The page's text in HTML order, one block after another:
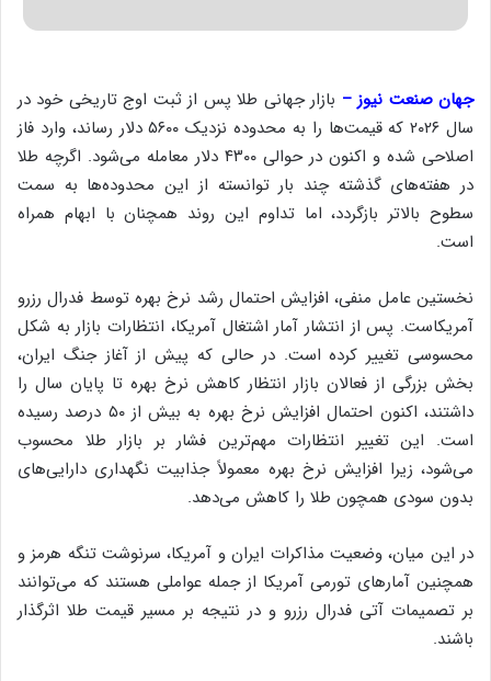
جهان صنعت نیوز – بازار جهانی طلا پس از ثبت اوج تاریخی خود در
سال ۲۰۲۶ که قیمت‌ها را به محدوده نزدیک ۵۶۰۰ دلار رساند، وارد فاز
اصلاحی شده و اکنون در حوالی ۴۳۰۰ دلار معامله می‌شود. اگرچه طلا
در هفته‌های گذشته چند بار توانسته از این محدوده‌ها به سمت
سطوح بالاتر بازگردد، اما تداوم این روند همچنان با ابهام همراه
است.
نخستین عامل منفی، افزایش احتمال رشد نرخ بهره توسط فدرال رزرو
آمریکاست. پس از انتشار آمار اشتغال آمریکا، انتظارات بازار به شکل
محسوسی تغییر کرده است. در حالی که پیش از آغاز جنگ ایران،
بخش بزرگی از فعالان بازار انتظار کاهش نرخ بهره تا پایان سال را
داشتند، اکنون احتمال افزایش نرخ بهره به بیش از ۵۰ درصد رسیده
است. این تغییر انتظارات مهم‌ترین فشار بر بازار طلا محسوب
می‌شود، زیرا افزایش نرخ بهره معمولاً جذابیت نگهداری دارایی‌های
بدون سودی همچون طلا را کاهش می‌دهد.
در این میان، وضعیت مذاکرات ایران و آمریکا، سرنوشت تنگه هرمز و
همچنین آمارهای تورمی آمریکا از جمله عواملی هستند که می‌توانند
بر تصمیمات آتی فدرال رزرو و در نتیجه بر مسیر قیمت طلا اثرگذار
باشند.